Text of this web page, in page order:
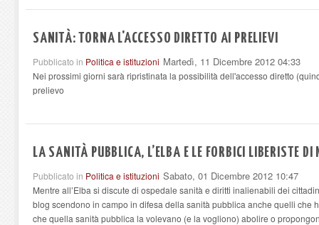
SANITÀ: TORNA L'ACCESSO DIRETTO AI PRELIEVI
Pubblicato in Politica e istituzioni Martedì, 11 Dicembre 2012 04:33
Nei prossimi giorni sarà ripristinata la possibilità dell'accesso diretto
prelievo
LA SANITÀ PUBBLICA, L’ELBA E LE FORBICI LIBERISTE DI
Pubblicato in Politica e istituzioni Sabato, 01 Dicembre 2012 10:47
Mentre all’Elba si discute di ospedale sanità e diritti inalienabili dei
blog scendono in campo in difesa della sanità pubblica anche quelli che
che quella sanità pubblica la volevano (e la vogliono) abolire o